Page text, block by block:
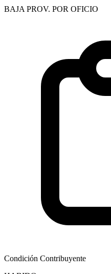
BAJA PROV. POR OFICIO
Condición Contribuyente